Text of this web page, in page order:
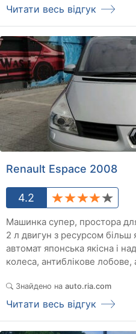
Читати весь відгук
Renault Espace 2008
4.2
Машинка супер, простора
2 л двигун з ресурсом
автомат японська якісна і
колеса, антиблікове лобове,
Знайдено на auto.ria.com
Читати весь відгук